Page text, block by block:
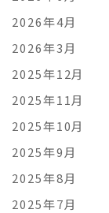
2026年4月
2026年3月
2025年12月
2025年11月
2025年10月
2025年9月
2025年8月
2025年7月